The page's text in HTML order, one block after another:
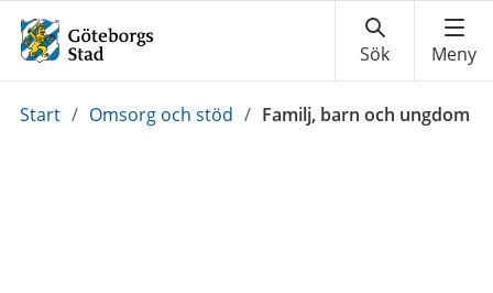
Du
Start / Omsorg och stöd / Familj, barn och ungdom